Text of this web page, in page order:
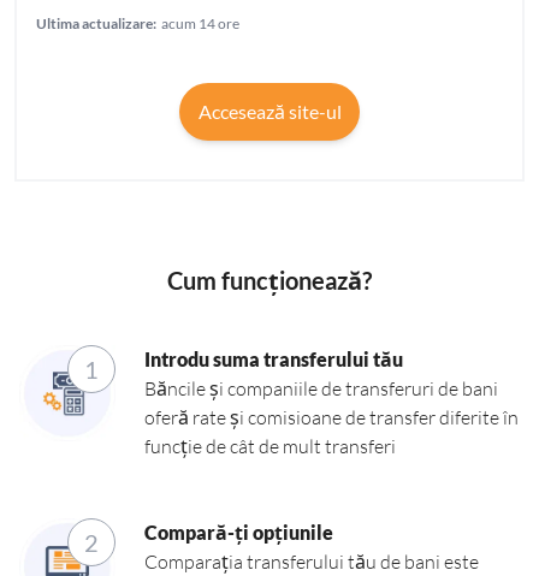
Ultima actualizare: acum 14 ore
Accesează site-ul
Cum funcționează?
1 Introdu suma transferului tău
Băncile și companiile de transferuri de bani
oferă rate și comisioane de transfer diferite în
funcție de cât de mult transferi
2 Compară-ți opțiunile
Comparația transferului tău de bani este